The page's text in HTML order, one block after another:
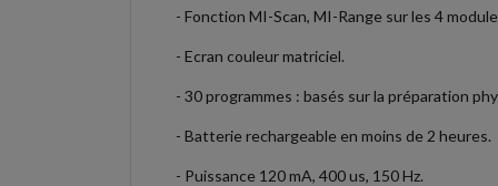
- Fonction MI-Scan, MI-Range sur les 4
- Ecran couleur matriciel.
- 30 programmes : basés sur la préparation
- Batterie rechargeable en moins de 2 heures.
- Puissance 120 mA, 400 us, 150 Hz.